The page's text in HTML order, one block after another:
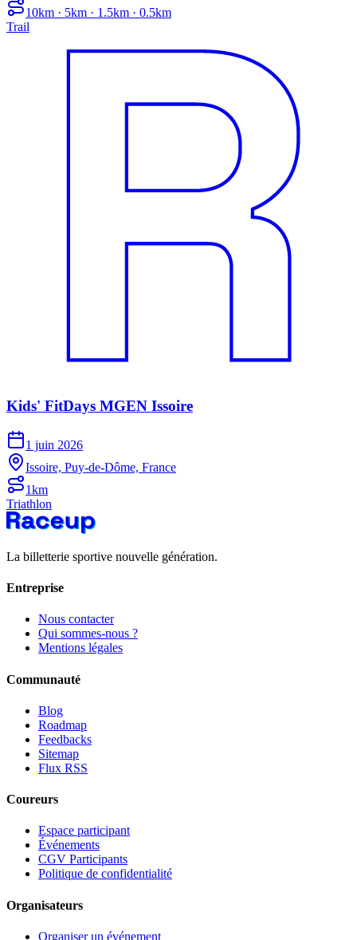
10km · 5km · 1.5km · 0.5km
Trail
Kids' FitDays MGEN Issoire
1 juin 2026
Issoire, Puy-de-Dôme, France
1km
Triathlon
La billetterie sportive nouvelle génération.
Entreprise
Nous contacter
Qui sommes-nous ?
Mentions légales
Communauté
Blog
Roadmap
Feedbacks
Sitemap
Flux RSS
Coureurs
Espace participant
Événements
CGV Participants
Politique de confidentialité
Organisateurs
Organiser un événement